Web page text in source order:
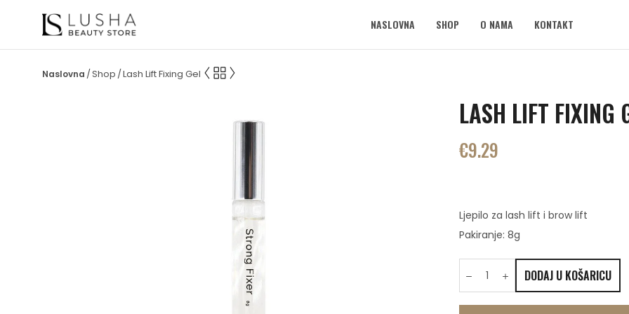
NASLOVNA SHOP O NAMA KONTAKT
/Shop /Lash Lift Fixing Gel
LASH LIFT FIXING
€9.29
Ljepilo za lash lift i brow lift
Pakiranje: 8g
DODAJ U KOŠARICU